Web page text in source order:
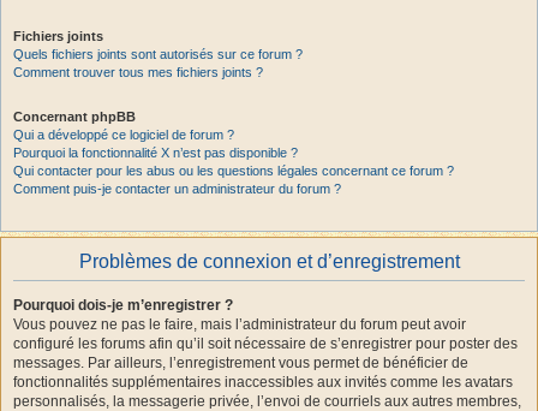
Fichiers joints
Quels fichiers joints sont autorisés sur ce forum ?
Comment trouver tous mes fichiers joints ?
Concernant phpBB
Qui a développé ce logiciel de forum ?
Pourquoi la fonctionnalité X n’est pas disponible ?
Qui contacter pour les abus ou les questions légales concernant ce forum ?
Comment puis-je contacter un administrateur du forum ?
Problèmes de connexion et d’enregistrement
Pourquoi dois-je m’enregistrer ?
Vous pouvez ne pas le faire, mais l’administrateur du forum peut avoir
configuré les forums afin qu’il soit nécessaire de s’enregistrer pour poster des
messages. Par ailleurs, l’enregistrement vous permet de bénéficier de
fonctionnalités supplémentaires inaccessibles aux invités comme les avatars
personnalisés, la messagerie privée, l’envoi de courriels aux autres membres,